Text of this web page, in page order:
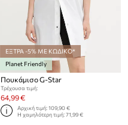
ΕΞΤΡΑ -5% ΜΕ ΚΩΔΙΚΟ*
Planet Friendly
Πουκάμισο G-Star
Τρέχουσα τιμή:
64,99 €
Αρχική τιμή:109,90 €
Η χαμηλότερη τιμή:71,99 €